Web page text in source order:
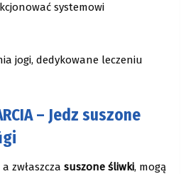
systemowi
jogi, dedykowane leczeniu
– Jedz suszone
zwłaszcza suszone śliwki, mogą